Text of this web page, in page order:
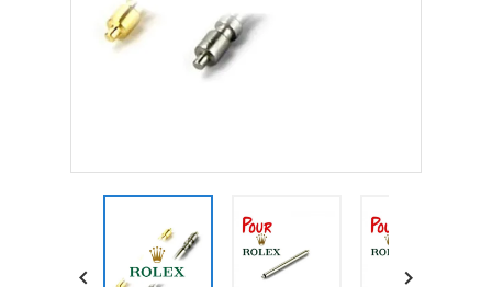
 